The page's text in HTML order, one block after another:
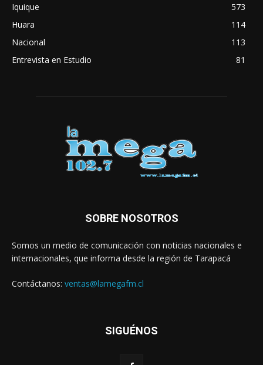
Iquique
573
Huara
114
Nacional
113
Entrevista en Estudio
81
SOBRE NOSOTROS
Somos un medio de comunicación con noticias nacionales e
internacionales, que informa desde la región de Tarapacá
Contáctanos: ventas@lamegafm.cl
SIGUÉNOS